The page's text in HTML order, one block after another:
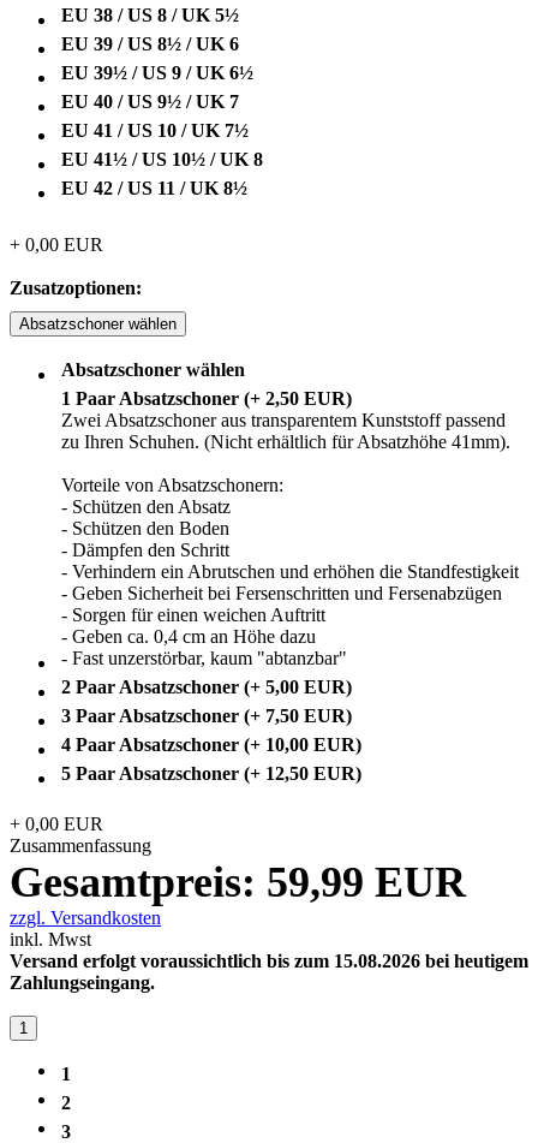
EU 38 / US 8 / UK 5½
EU 39 / US 8½ / UK 6
EU 39½ / US 9 / UK 6½
EU 40 / US 9½ / UK 7
EU 41 / US 10 / UK 7½
EU 41½ / US 10½ / UK 8
EU 42 / US 11 / UK 8½
+ 0,00 EUR
Zusatzoptionen:
Absatzschoner wählen
Absatzschoner wählen
1 Paar Absatzschoner (+ 2,50 EUR)
Zwei Absatzschoner aus transparentem Kunststoff passend
zu Ihren Schuhen. (Nicht erhältlich für Absatzhöhe 41mm).
Vorteile von Absatzschonern:
- Schützen den Absatz
- Schützen den Boden
- Dämpfen den Schritt
- Verhindern ein Abrutschen und erhöhen die Standfestigkeit
- Geben Sicherheit bei Fersenschritten und Fersenabzügen
- Sorgen für einen weichen Auftritt
- Geben ca. 0,4 cm an Höhe dazu
- Fast unzerstörbar, kaum "abtanzbar"
2 Paar Absatzschoner (+ 5,00 EUR)
3 Paar Absatzschoner (+ 7,50 EUR)
4 Paar Absatzschoner (+ 10,00 EUR)
5 Paar Absatzschoner (+ 12,50 EUR)
+ 0,00 EUR
Zusammenfassung
Gesamtpreis: 59,99 EUR
zzgl. Versandkosten
inkl. Mwst
Versand erfolgt voraussichtlich bis zum 15.08.2026 bei heutigem
Zahlungseingang.
1
1
2
3